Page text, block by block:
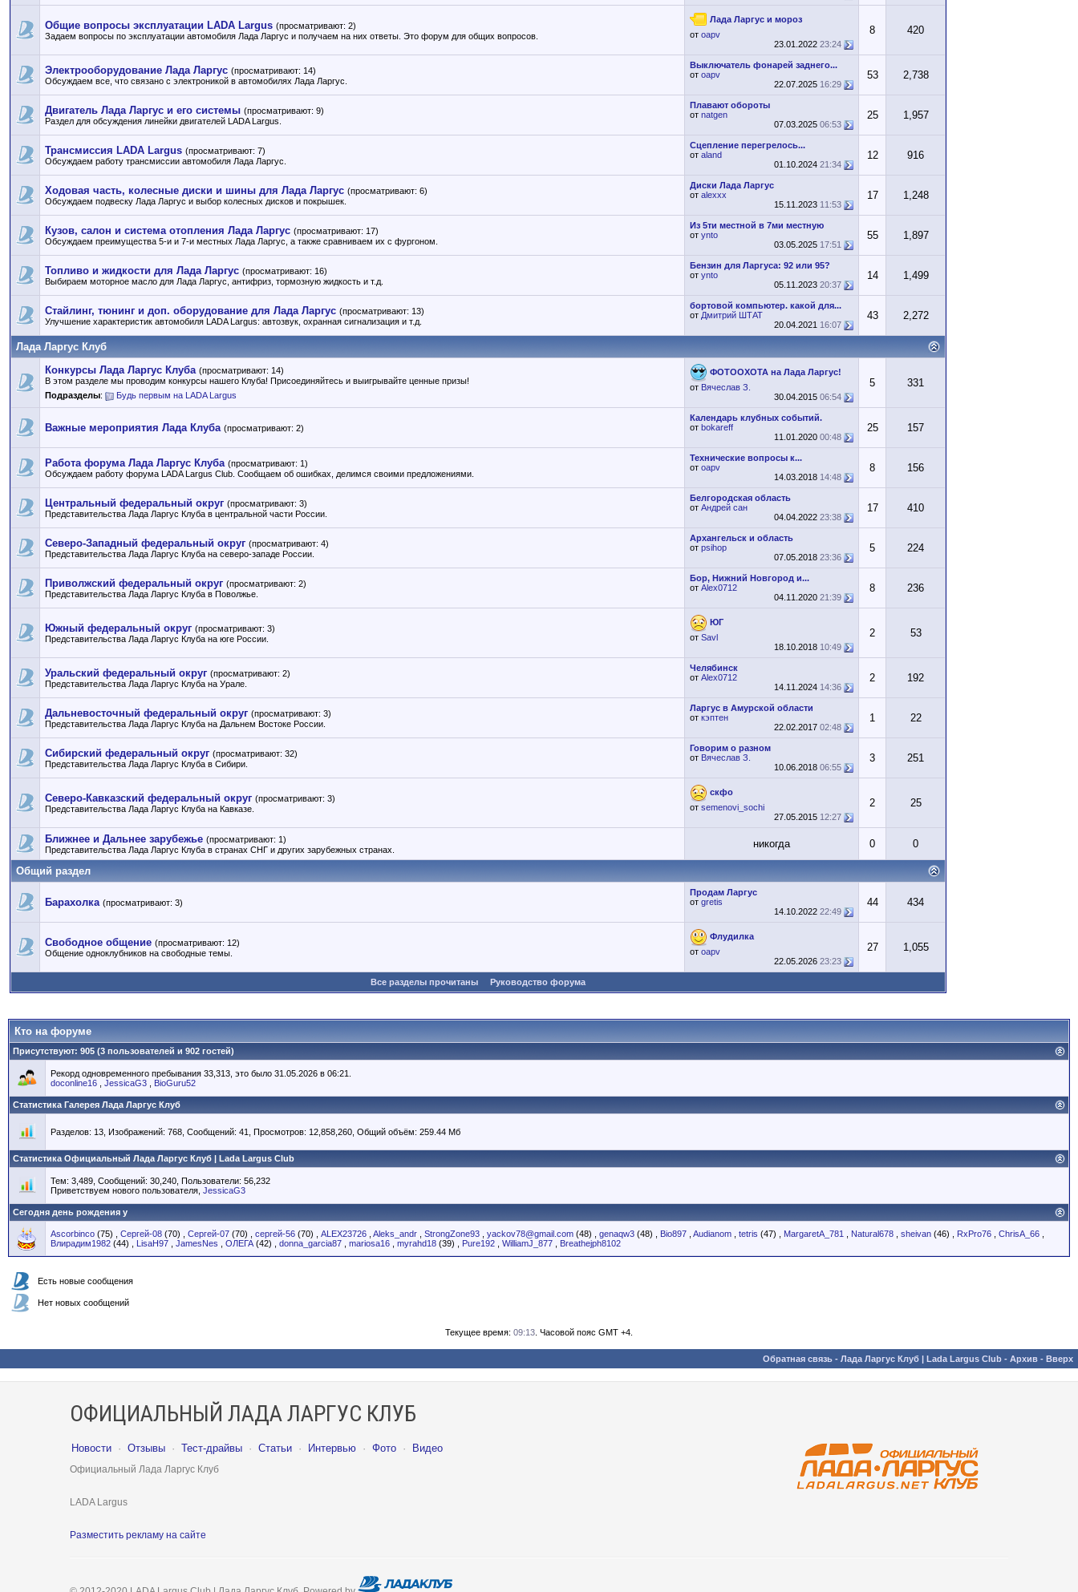
Общие вопросы эксплуатации LADA Largus (просматривают: 2)
Задаем вопросы по эксплуатации автомобиля Лада Ларгус и получаем на них ответы. Это форум для общих вопросов.
Лада Ларгус и мороз
от oapv
23.01.2022 23:24
8 420
Электрооборудование Лада Ларгус (просматривают: 14)
Обсуждаем все, что связано с электроникой в автомобилях Лада Ларгус.
Выключатель фонарей заднего...
от oapv
22.07.2025 16:29
53 2,738
Двигатель Лада Ларгус и его системы (просматривают: 9)
Раздел для обсуждения линейки двигателей LADA Largus.
Плавают обороты
от natgen
07.03.2025 06:53
25 1,957
Трансмиссия LADA Largus (просматривают: 7)
Обсуждаем работу трансмиссии автомобиля Лада Ларгус.
Сцепление перегрелось...
от aland
01.10.2024 21:34
12 916
Ходовая часть, колесные диски и шины для Лада Ларгус (просматривают: 6)
Обсуждаем подвеску Лада Ларгус и выбор колесных дисков и покрышек.
Диски Лада Ларгус
от alexxx
15.11.2023 11:53
17 1,248
Кузов, салон и система отопления Лада Ларгус (просматривают: 17)
Обсуждаем преимущества 5-и и 7-и местных Лада Ларгус, а также сравниваем их с фургоном.
Из 5ти местной в 7ми местную
от ynto
03.05.2025 17:51
55 1,897
Топливо и жидкости для Лада Ларгус (просматривают: 16)
Выбираем моторное масло для Лада Ларгус, антифриз, тормозную жидкость и т.д.
Бензин для Ларгуса: 92 или 95?
от ynto
05.11.2023 20:37
14 1,499
Стайлинг, тюнинг и доп. оборудование для Лада Ларгус (просматривают: 13)
Улучшение характеристик автомобиля LADA Largus: автозвук, охранная сигнализация и т.д.
бортовой компьютер. какой для...
от Дмитрий ШТАТ
20.04.2021 16:07
43 2,272
Лада Ларгус Клуб
Конкурсы Лада Ларгус Клуба (просматривают: 14)
В этом разделе мы проводим конкурсы нашего Клуба! Присоединяйтесь и выигрывайте ценные призы!
Подразделы: Будь первым на LADA Largus
ФОТООХОТА на Лада Ларгус!
от Вячеслав З.
30.04.2015 06:54
5 331
Важные мероприятия Лада Клуба (просматривают: 2)
Календарь клубных событий.
от bokareff
11.01.2020 00:48
25 157
Работа форума Лада Ларгус Клуба (просматривают: 1)
Обсуждаем работу форума LADA Largus Club. Сообщаем об ошибках, делимся своими предложениями.
Технические вопросы к...
от oapv
14.03.2018 14:48
8 156
Центральный федеральный округ (просматривают: 3)
Представительства Лада Ларгус Клуба в центральной части России.
Белгородская область
от Андрей сан
04.04.2022 23:38
17 410
Северо-Западный федеральный округ (просматривают: 4)
Представительства Лада Ларгус Клуба на северо-западе России.
Архангельск и область
от psihop
07.05.2018 23:36
5 224
Приволжский федеральный округ (просматривают: 2)
Представительства Лада Ларгус Клуба в Поволжье.
Бор, Нижний Новгород и...
от Alex0712
04.11.2020 21:39
8 236
Южный федеральный округ (просматривают: 3)
Представительства Лада Ларгус Клуба на юге России.
ЮГ
от Savl
18.10.2018 10:49
2 53
Уральский федеральный округ (просматривают: 2)
Представительства Лада Ларгус Клуба на Урале.
Челябинск
от Alex0712
14.11.2024 14:36
2 192
Дальневосточный федеральный округ (просматривают: 3)
Представительства Лада Ларгус Клуба на Дальнем Востоке России.
Ларгус в Амурской области
от кэптен
22.02.2017 02:48
1 22
Сибирский федеральный округ (просматривают: 32)
Представительства Лада Ларгус Клуба в Сибири.
Говорим о разном
от Вячеслав З.
10.06.2018 06:55
3 251
Северо-Кавказский федеральный округ (просматривают: 3)
Представительства Лада Ларгус Клуба на Кавказе.
скфо
от semenovi_sochi
27.05.2015 12:27
2 25
Ближнее и Дальнее зарубежье (просматривают: 1)
Представительства Лада Ларгус Клуба в странах СНГ и других зарубежных странах.
никогда 0 0
Общий раздел
Барахолка (просматривают: 3)
Продам Ларгус
от gretis
14.10.2022 22:49
44 434
Свободное общение (просматривают: 12)
Общение одноклубников на свободные темы.
Флудилка
от oapv
22.05.2026 23:23
27 1,055
Все разделы прочитаны Руководство форума
Кто на форуме
Присутствуют: 905 (3 пользователей и 902 гостей)
Рекорд одновременного пребывания 33,313, это было 31.05.2026 в 06:21.
doconline16
JessicaG3 BioGuru52
Статистика Галерея Лада Ларгус Клуб
Разделов: 13, Изображений: 768, Сообщений: 41, Просмотров: 12,858,260, Общий объём: 259.44 Мб
Статистика Официальный Лада Ларгус Клуб | Lada Largus Club
Тем: 3,489, Сообщений: 30,240, Пользователи: 56,232
Приветствуем нового пользователя, JessicaG3
Сегодня день рождения у
Ascorbinco (75) Сергей-08 (70) Сергей-07 (70) сергей-56 (70) ALEX23726 Aleks_andr StrongZone93 yackov78@gmail.com (48) genaqw3 (48) Bio897 Audianom tetris (47) MargaretA_781 Natural678 sheivan (46) RxPro76 ChrisA_66
Влирадим1982 (44) LisaH97 JamesNes ОЛЕГА (42) donna_garcia87 mariosa16 myrahd18 (39) Pure192 WilliamJ_877 Breathejph8102
Есть новые сообщения
Нет новых сообщений
Текущее время: 09:13 . Часовой пояс GMT +4.
Обратная связь - Лада Ларгус Клуб | Lada Largus Club - Архив - Вверх
ОФИЦИАЛЬНЫЙ ЛАДА ЛАРГУС КЛУБ
Новости · Отзывы · Тест-драйвы · Статьи · Интервью · Фото · Видео
Официальный Лада Ларгус Клуб
LADA Largus
Разместить рекламу на сайте